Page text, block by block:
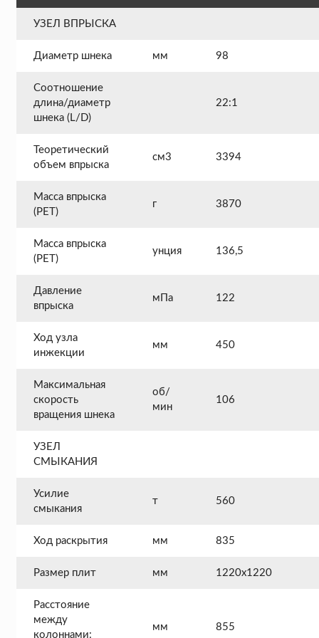
УЗЕЛ ВПРЫСКА
Диаметр шнека мм 98
Соотношение
длина/диаметр
шнека (L/D)
22:1
Теоретический
объем впрыска
см3 3394
Масса впрыска
(PET)
г 3870
Масса впрыска
(PET)
унция 136,5
Давление
впрыска
мПа 122
Ход узла
инжекции
мм 450
Максимальная
скорость
вращения шнека
об/
мин
106
УЗЕЛ
СМЫКАНИЯ
Усилие
смыкания
т 560
Ход раскрытия мм 835
Размер плит мм 1220х1220
Расстояние
между
колоннами:
мм 855